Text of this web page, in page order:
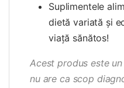
Suplimentele
dietă variată şi
viață sănătos!
Acest produs este
nu are ca scop